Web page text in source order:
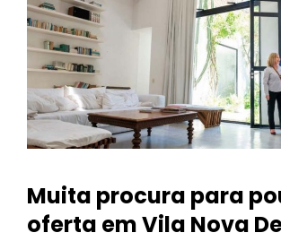
Muita procura para
oferta em Vila Nova